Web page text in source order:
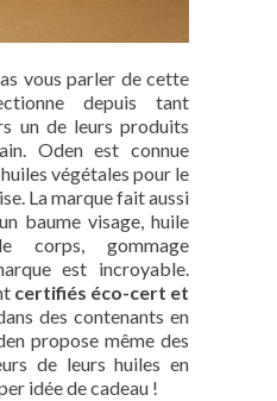
vous parler de cette
depuis tant
un de leurs produits
Oden est connue
végétales pour le
La marque fait aussi
baume visage, huile
corps, gommage
est incroyable.
certifiés éco-cert et
des contenants en
propose même des
de leurs huiles en
idée de cadeau !